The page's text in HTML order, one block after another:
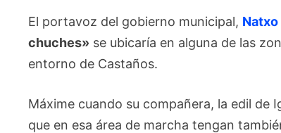
El portavoz del gobierno municipal,
chuches» se ubicaría en alguna de las
entorno de Castaños.
Máxime cuando su compañera, la edil de
que en esa área de marcha tengan